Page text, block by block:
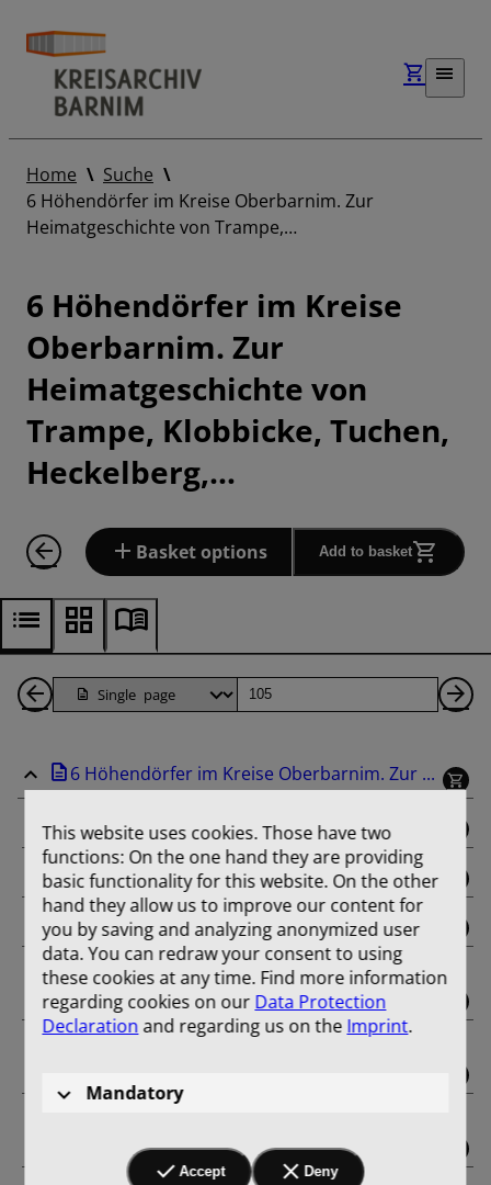
Home
Suche
6 Höhendörfer im Kreise Oberbarnim. Zur
Heimatgeschichte von Trampe,…
6 Höhendörfer im Kreise
Oberbarnim. Zur
Heimatgeschichte von
Trampe, Klobbicke, Tuchen,
Heckelberg,…
Basket options Add to basket
Back
Pages
Page
6 Höhendörfer im Kreise Oberbarnim. Zur ...
binding
title_page
contents
Aus der Entwicklungsgeschichte von Dorf und
Gut Trampe
This website uses cookies. Those have two
functions: On the one hand they are providing
basic functionality for this website. On the other
hand they allow us to improve our content for
you by saving and analyzing anonymized user
data. You can redraw your consent to using
these cookies at any time. Find more information
regarding cookies on our Data Protection
Declarationand regarding us on the Imprint.
Mandatory
Accept Deny